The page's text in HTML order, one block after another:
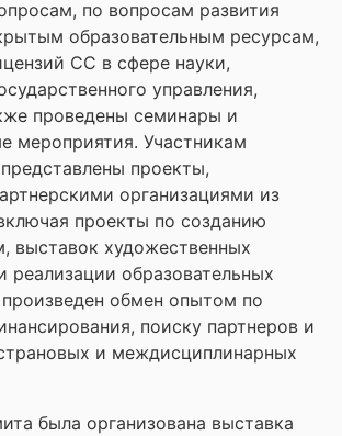
по вопросам развития
образовательным ресурсам,
СС в сфере науки,
управления,
проведены семинары и
мероприятия. Участникам
проекты,
организациями из
проекты по созданию
выставок художественных
реализации образовательных
обмен опытом по
поиску партнеров и
и междисциплинарных
была организована выставка